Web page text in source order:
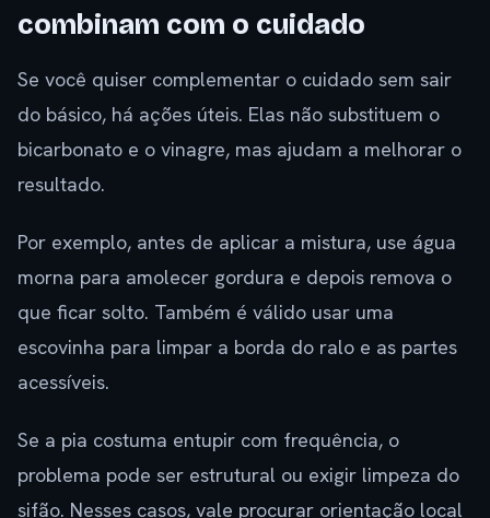
combinam com o cuidado
Se você quiser complementar o cuidado sem sair
do básico, há ações úteis. Elas não substituem o
bicarbonato e o vinagre, mas ajudam a melhorar o
resultado.
Por exemplo, antes de aplicar a mistura, use água
morna para amolecer gordura e depois remova o
que ficar solto. Também é válido usar uma
escovinha para limpar a borda do ralo e as partes
acessíveis.
Se a pia costuma entupir com frequência, o
problema pode ser estrutural ou exigir limpeza do
sifão. Nesses casos, vale procurar orientação local